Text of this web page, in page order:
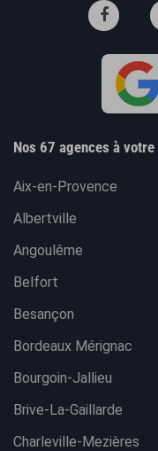
Nos 67 agences à
Aix-en-Provence
Albertville
Angoulême
Belfort
Besançon
Bordeaux Mérignac
Bourgoin-Jallieu
Brive-La-Gaillarde
Charleville-Mezières